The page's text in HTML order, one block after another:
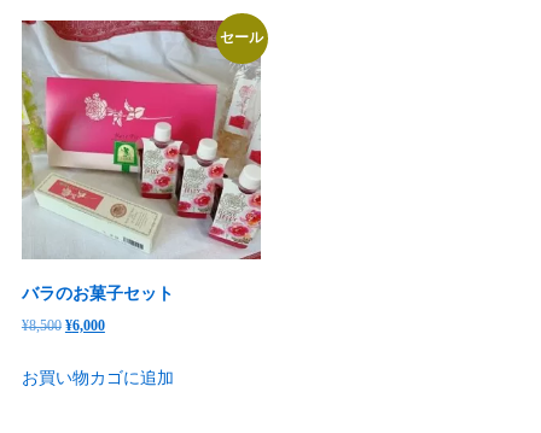
セール
バラのお菓子セット
¥8,500 元
価
¥6,000現
の
お買い物カゴに追加